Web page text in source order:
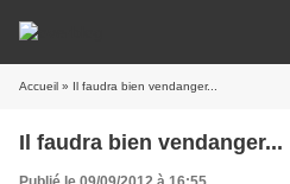
Accueil » Il faudra bien vendanger...
Il faudra bien vendanger...